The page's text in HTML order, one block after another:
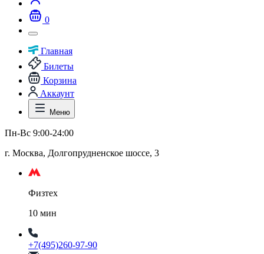
0
Главная
Билеты
Корзина
Аккаунт
Меню
Пн-Вс 9:00-24:00
г. Москва, Долгопрудненское шоссе, 3
Физтех
10 мин
+7(495)260-97-90